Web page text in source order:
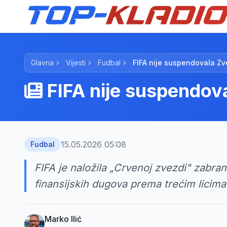
Glavna Vijesti Fudbal FIFA nije suspendovala
FIFA nije
Fudbal 15.05.2026 05:08
FIFA je naložila „Crvenoj zvezdi"
finansijskih dugova prema trećim
Marko Ilić